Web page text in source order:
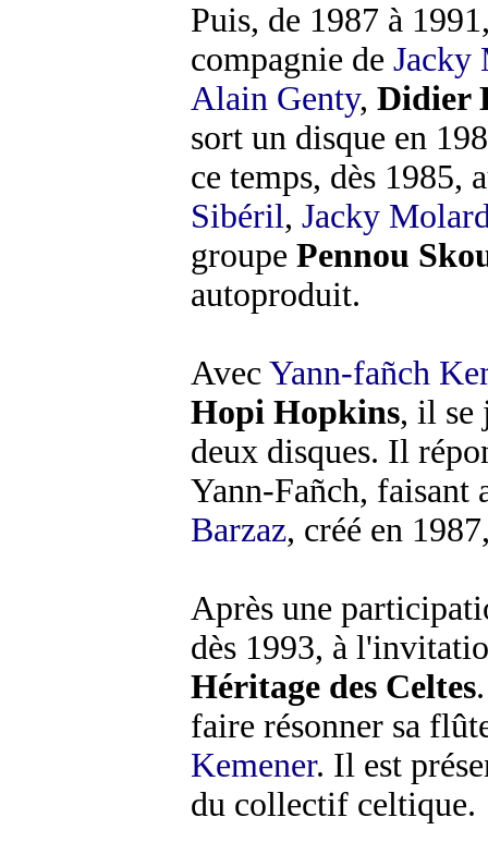
Puis, de 1987 à
compagnie de Jacky
Alain Genty, Didier
sort un disque en
ce temps, dès 1985,
Sibéril, Jacky
groupe Pennou
autoproduit.
Avec Yann-fañch
Hopi Hopkins, il se
deux disques. Il
Yann-Fañch, faisant
Barzaz, créé en
Après une
dès 1993, à
Héritage des Celtes
faire résonner sa
Kemener. Il est
du collectif celtique.